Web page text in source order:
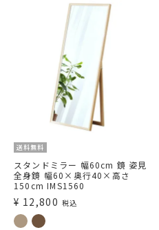
送料無料
スタンドミラー 幅60cm 鏡 姿見
全身鏡 幅60×奥行40×高さ
150cm IMS1560
¥ 12,800 税込